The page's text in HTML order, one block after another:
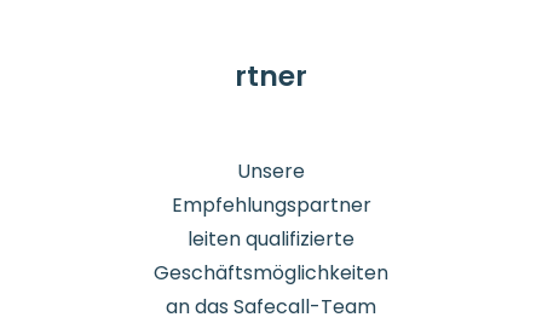
rtner
Unsere
Empfehlungspartner
leiten qualifizierte
Geschäftsmöglichkeiten
an das Safecall-Team